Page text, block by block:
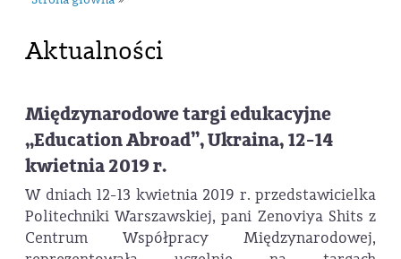
Aktualności
Międzynarodowe targi edukacyjne
„Education Abroad”, Ukraina, 12-14
kwietnia 2019 r.
W dniach 12-13 kwietnia 2019 r. przedstawicielka
Politechniki Warszawskiej, pani Zenoviya Shits z
Centrum Współpracy Międzynarodowej,